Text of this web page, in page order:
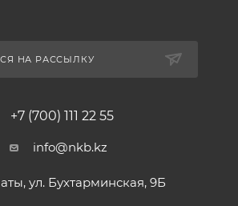
НА РАССЫЛКУ
+7 (700) 111 22 55
info@nkb.kz
ул. Бухтарминская, 9Б